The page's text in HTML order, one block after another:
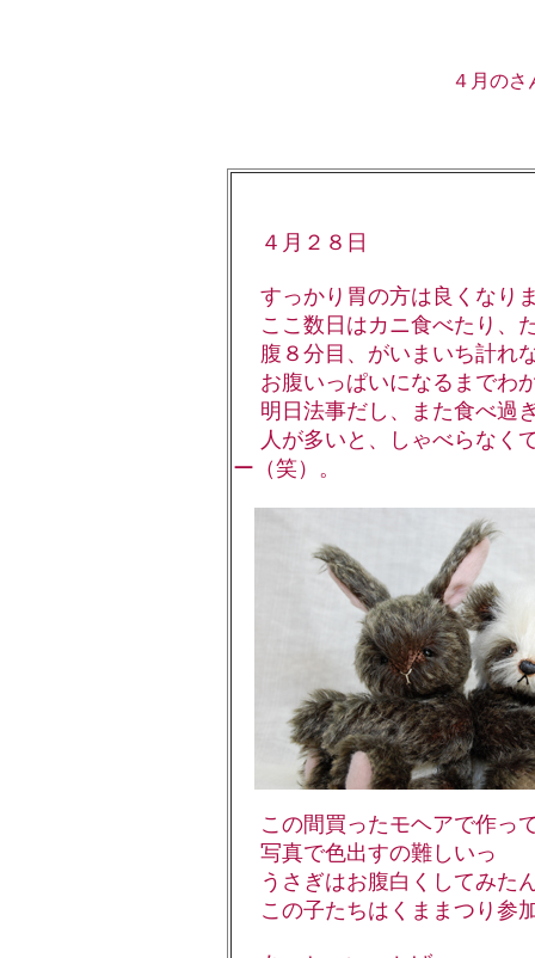
４月の
４月２８日
すっかり胃の方は良くなり
ここ数日はカニ食べたり、
腹８分目、がいまいち計れ
お腹いっぱいになるまでわ
明日法事だし、また食べ過
人が多いと、しゃべらなく
ー（笑）。
この間買ったモヘアで作っ
写真で色出すの難しいっ
うさぎはお腹白くしてみた
この子たちはくままつり参